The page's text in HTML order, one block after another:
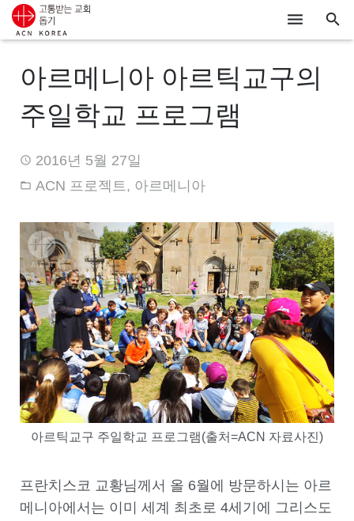
알리기
기도하기
시리아
행동하기
로그인
후원하기
아르메니아 아르틱교구의
주일학교 프로그램
2016년 5월 27일
ACN 프로젝트, 아르메니아
아르틱교구 주일학교 프로그램(출처=ACN 자료사진)
프란치스코 교황님께서 올 6월에 방문하시는 아르
메니아에서는 이미 세계 최초로 4세기에 그리스도